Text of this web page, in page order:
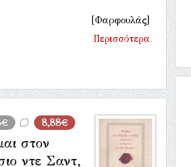
[Φαρφουλάς]
Περισσότερα
8,88€
στον
ντε Σαντ,